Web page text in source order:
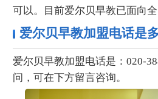
可以。目前爱尔贝早教已面向全
爱尔贝早教加盟电话是
爱尔贝早教加盟电话是：020-
问，可在下方留言咨询。